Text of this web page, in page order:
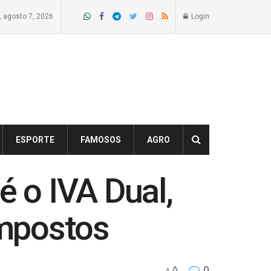
agosto 7, 2026 Login
ESPORTE FAMOSOS AGRO
o IVA Dual,